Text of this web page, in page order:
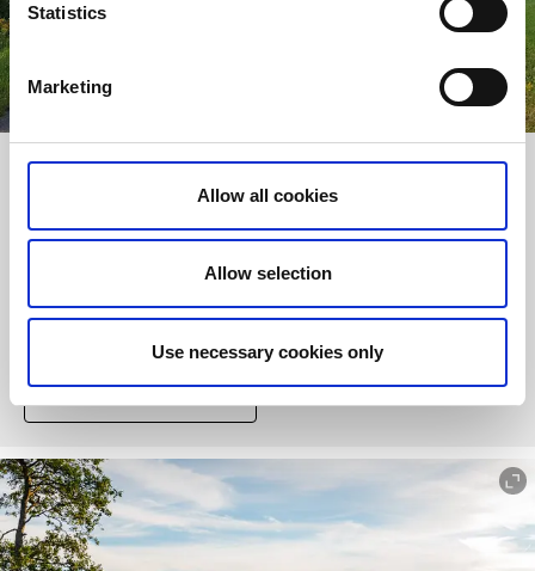
Statistics
Marketing
Allow all cookies
Allow selection
Use necessary cookies only
Blidsbergsrundan
Stigning:484 m
Turen går ad de næsten trafikfri veje omkring Falköping i
Vestgotland. Ruten går forbi kaffestedet i Basta Kvarn i